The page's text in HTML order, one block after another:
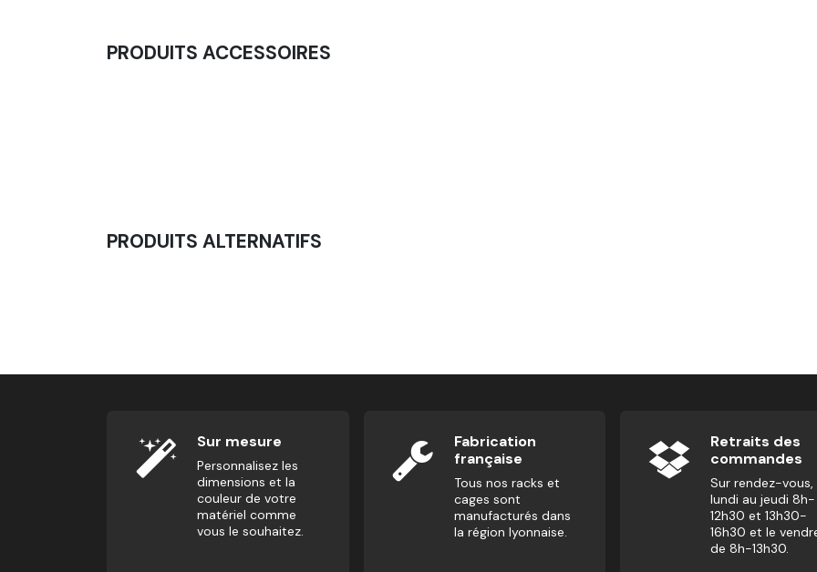
PRODUITS ACCESSOIRES
PRODUITS ALTERNATIFS
Sur mesure
Personnalisez les
dimensions et la
couleur de votre
matériel comme
vous le souhaitez.
Fabrication
française
Tous nos racks et
cages sont
manufacturés dans
la région lyonnaise.
Retraits des
commandes
Sur rendez-vous,
lundi au jeudi 8h-
12h30 et 13h30-
16h30 et le
de 8h-13h30.